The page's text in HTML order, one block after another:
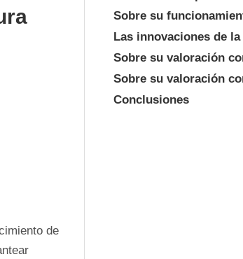
de
Sobre su
Las innovaciones de
Sobre su valoración
Sobre su valoración
Conclusiones